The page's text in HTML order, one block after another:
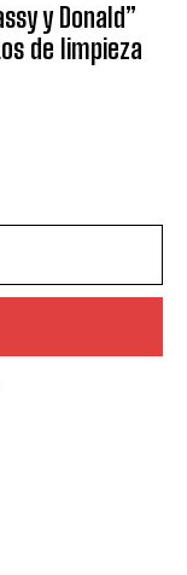
y Donald”
de limpieza